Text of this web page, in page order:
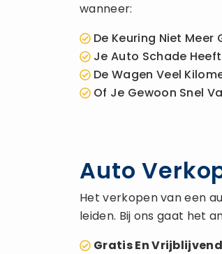
wanneer:
De Keuring Niet Meer
Je Auto Schade
De Wagen Veel
Of Je Gewoon Snel
Auto
Het verkopen van een
leiden. Bij ons gaat het
Gratis En